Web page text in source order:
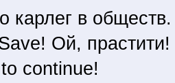
карлег в
Ой,
continue!